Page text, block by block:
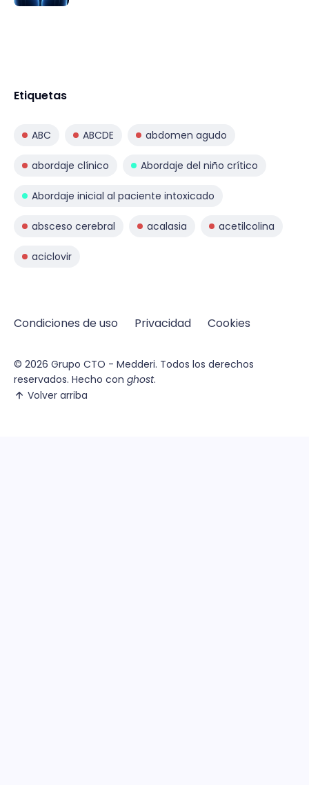
Etiquetas
ABC ABCDE abdomen agudo
abordaje clínico Abordaje del niño crítico
Abordaje inicial al paciente intoxicado
absceso cerebral acalasia acetilcolina
aciclovir
Condiciones de uso Privacidad Cookies
© 2026 Grupo CTO - Medderi. Todos los derechos
reservados. Hecho con ghost.
Volver arriba